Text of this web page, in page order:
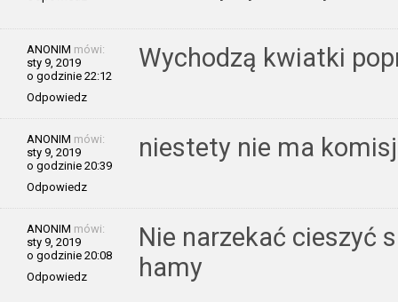
ANONIM mówi:
sty 9, 2019
o godzinie 22:12
Odpowiedz
Wychodzą kwiatki
ANONIM mówi:
sty 9, 2019
o godzinie 20:39
Odpowiedz
niestety nie ma
ANONIM mówi:
sty 9, 2019
o godzinie 20:08
Odpowiedz
Nie narzekać cieszyć
hamy